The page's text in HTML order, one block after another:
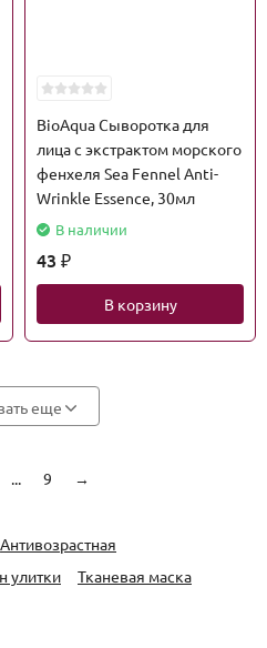
BioAqua Сыворотка для
лица с экстрактом морского
фенхеля Sea Fennel Anti-
Wrinkle Essence, 30мл
В наличии
43 ₽
В корзину
еще
... 9 →
Антивозрастная
улитки Тканевая маска